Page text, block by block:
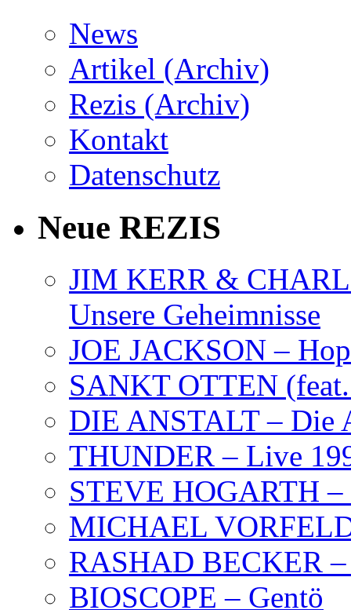
News
Artikel (Archiv)
Rezis (Archiv)
Kontakt
Datenschutz
Neue REZIS
JIM KERR &
Unsere Geheimnisse
JOE JACKSON –
SANKT OTTEN
DIE ANSTALT – Die
THUNDER – Live
STEVE HOGARTH –
MICHAEL
RASHAD BECKER
BIOSCOPE – Gentö